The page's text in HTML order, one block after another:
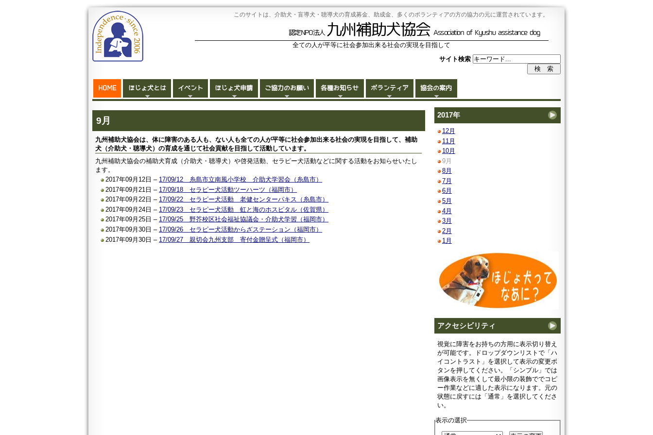
このサイトは、介助犬・盲導犬・聴導犬の育成募金、助成金、多くのボランティアの方の協力の元に運営されています。
認定NPO法人 九州補助犬協会 Association of Kyushu assistance dog
全ての人が平等に社会参加出来る社会の実現を目指して
サイト検索
HOME ほじょ犬とは イベント ほじょ犬申請 ご協力のお願い 各種お知らせ ボランティア 協会の案内
9月
九州補助犬協会は、体に障害のある人も、ない人も全ての人が平等に社会参加出来る社会の実現を目指して、補助
犬（介助犬・聴導犬）の育成を通じて社会貢献を目指して活動しています。
九州補助犬協会の補助犬育成（介助犬・聴導犬）や啓発活動、セラピー犬活動などに関する活動をお知らせいたし
ます。
2017年09月12日 – 17/09/12 糸島市立南風小学校 介助犬学習会（糸島市）
2017年09月21日 – 17/09/18 セラピー犬活動ツーハーツ（福岡市）
2017年09月22日 – 17/09/22 セラピー犬活動 老健センターパキス（糸島市）
2017年09月24日 – 17/09/23 セラピー犬活動 虹と海のホスピタル（佐賀県）
2017年09月25日 – 17/09/25 野芥校区社会福祉協議会・介助犬学習（福岡市）
2017年09月30日 – 17/09/26 セラピー犬活動からざステーション（福岡市）
2017年09月30日 – 17/09/27 親切会九州支部 寄付金贈呈式（福岡市）
2017年
12月
11月
10月
9月
8月
7月
6月
5月
4月
3月
2月
1月
アクセシビリティ
視覚に障害をお持ちの方用に表示切り替え
が可能です。ドロップダウンリストで「ハ
イコントラスト」を選択して表示の変更ボ
タンを押してください。「シンプル」では
画像表示を無くして最小限の装飾ででコピ
ー作業などに適した表示になります。元の
状態に戻すには「通常」を選択してくださ
い。
表示の選択